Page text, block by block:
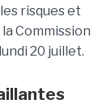
risques et
Commission
20 juillet.